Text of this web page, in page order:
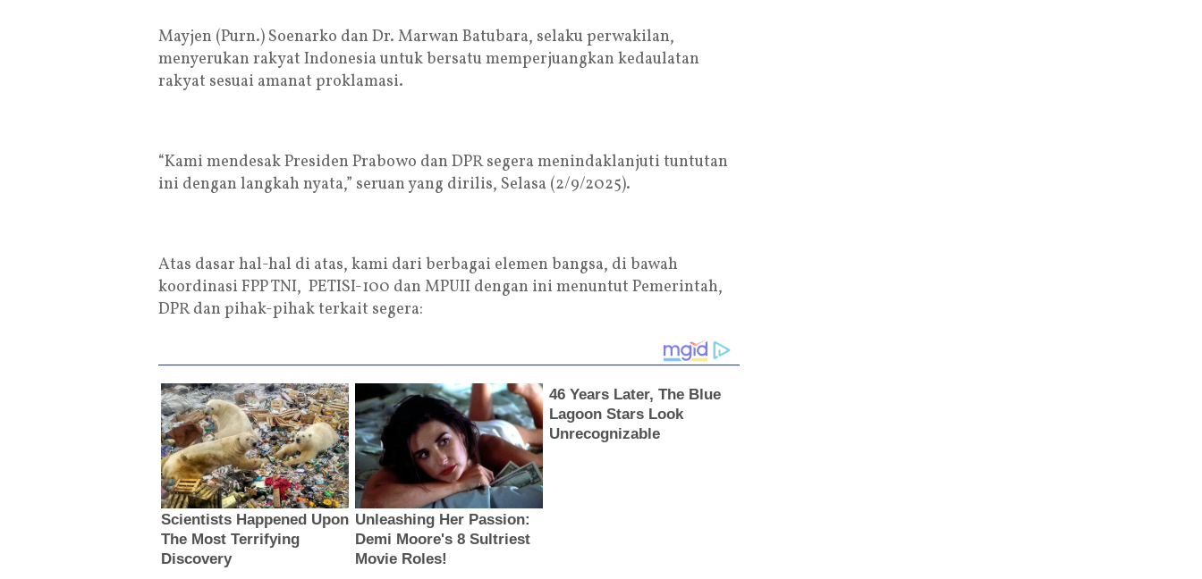
Mayjen (Purn.) Soenarko dan Dr. Marwan Batubara, selaku perwakilan,
menyerukan rakyat Indonesia untuk bersatu memperjuangkan kedaulatan
rakyat sesuai amanat proklamasi.
“Kami mendesak Presiden Prabowo dan DPR segera menindaklanjuti tuntutan
ini dengan langkah nyata,” seruan yang dirilis, Selasa (2/9/2025).
Atas dasar hal-hal di atas, kami dari berbagai elemen bangsa, di bawah
koordinasi FPP TNI, PETISI-100 dan MPUII dengan ini menuntut Pemerintah,
DPR dan pihak-pihak terkait segera: